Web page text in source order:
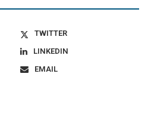
TWITTER
LINKEDIN
EMAIL